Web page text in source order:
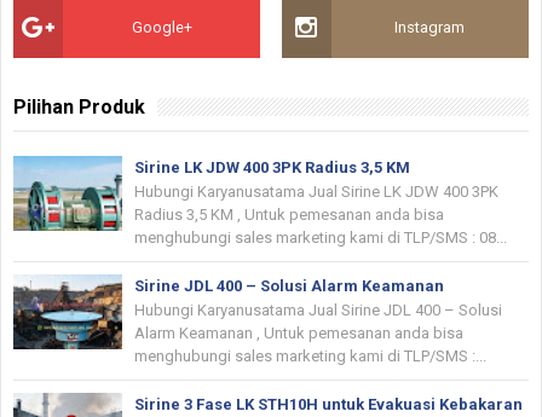
Google+ Instagram
Pilihan Produk
Sirine LK JDW 400 3PK Radius 3,5 KM
Hubungi Karyanusatama Jual Sirine LK JDW 400 3PK
Radius 3,5 KM , Untuk pemesanan anda bisa
menghubungi sales marketing kami di TLP/SMS : 08...
Sirine JDL 400 – Solusi Alarm Keamanan
Hubungi Karyanusatama Jual Sirine JDL 400 – Solusi
Alarm Keamanan , Untuk pemesanan anda bisa
menghubungi sales marketing kami di TLP/SMS :...
Sirine 3 Fase LK STH10H untuk Evakuasi Kebakaran